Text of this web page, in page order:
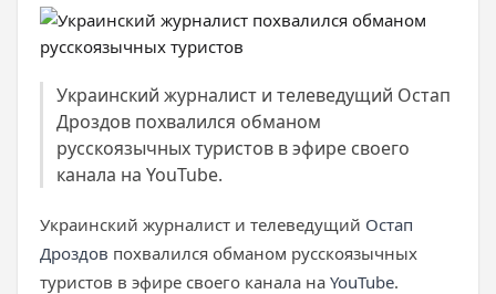
Украинский журналист и телеведущий Остап
Дроздов похвалился обманом
русскоязычных туристов в эфире своего
канала на YouTube.
Украинский журналист и телеведущий Остап
Дроздов похвалился обманом русскоязычных
туристов в эфире своего канала на YouTube.